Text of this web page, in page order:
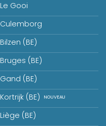
Le Gooi
Culemborg
Bilzen (BE)
Bruges (BE)
Gand (BE)
Kortrijk (BE)
Liège (BE)